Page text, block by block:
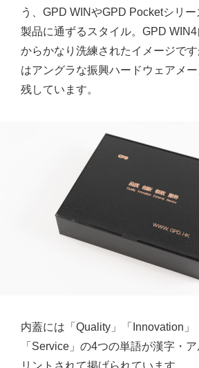
う、GPD WINやGPD Pocketシリ
製品に通ずるスタイル。GPD
からかなり洗練されたイメージで
はアングラな振興ハードウェアメ
残しています。
内蓋には「Quality」「Innovation」
「Service」の4つの単語が漢字・
リントされて掲げられています。